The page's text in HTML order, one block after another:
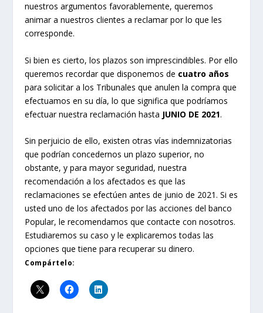
nuestros argumentos favorablemente, queremos
animar a nuestros clientes a reclamar por lo que les
corresponde.
Si bien es cierto, los plazos son imprescindibles. Por ello
queremos recordar que disponemos de cuatro años
para solicitar a los Tribunales que anulen la compra que
efectuamos en su día, lo que significa que podríamos
efectuar nuestra reclamación hasta JUNIO DE 2021.
Sin perjuicio de ello, existen otras vías indemnizatorias
que podrían concedernos un plazo superior, no
obstante, y para mayor seguridad, nuestra
recomendación a los afectados es que las
reclamaciones se efectúen antes de junio de 2021. Si es
usted uno de los afectados por las acciones del banco
Popular, le recomendamos que contacte con nosotros.
Estudiaremos su caso y le explicaremos todas las
opciones que tiene para recuperar su dinero.
Compártelo: